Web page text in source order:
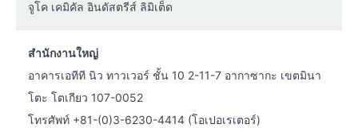
จูโค เคมิคัล อินดัสตรีส์ ลิมิเต็ด
สำนักงานใหญ่
อาคารเอทีที นิว ทาวเวอร์ ชั้น 10 2-11-7 อากาซากะ เขตมินา
โตะ โตเกียว 107-0052
โทรศัพท์ +81-(0)3-6230-4414 (โอเปอเรเตอร์)